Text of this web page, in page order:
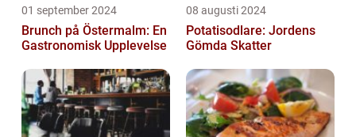
01 september 2024
Brunch på Östermalm: En
Gastronomisk Upplevelse
08 augusti 2024
Potatisodlare: Jordens
Gömda Skatter